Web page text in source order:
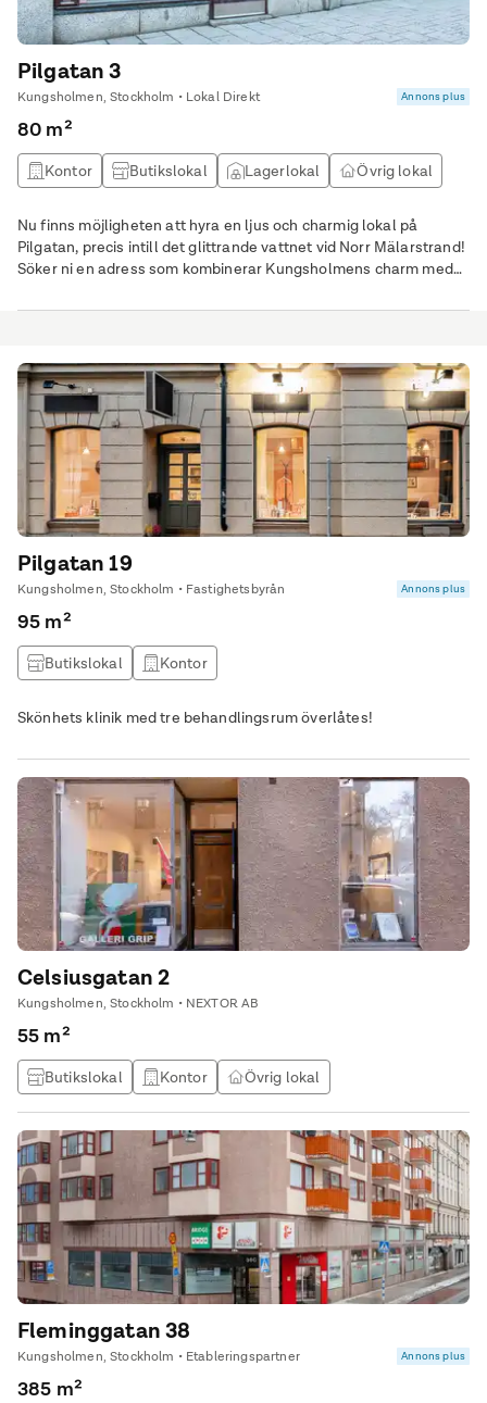
Pilgatan 3
Kungsholmen, Stockholm • Lokal Direkt Annons plus
80 m²
Kontor Butikslokal Lagerlokal Övrig lokal
Nu finns möjligheten att hyra en ljus och charmig lokal på
Pilgatan, precis intill det glittrande vattnet vid Norr Mälarstrand!
Söker ni en adress som kombinerar Kungsholmens charm med
Stadshuset och Fridhemsplan har ni optimala kommunikationer
Pilgatan 19
Kungsholmen, Stockholm • Fastighetsbyrån Annons plus
95 m²
Butikslokal Kontor
Skönhets klinik med tre behandlingsrum överlåtes!
Celsiusgatan 2
Kungsholmen, Stockholm • NEXTOR AB
55 m²
Butikslokal Kontor Övrig lokal
Fleminggatan 38
Kungsholmen, Stockholm • Etableringspartner Annons plus
385 m²